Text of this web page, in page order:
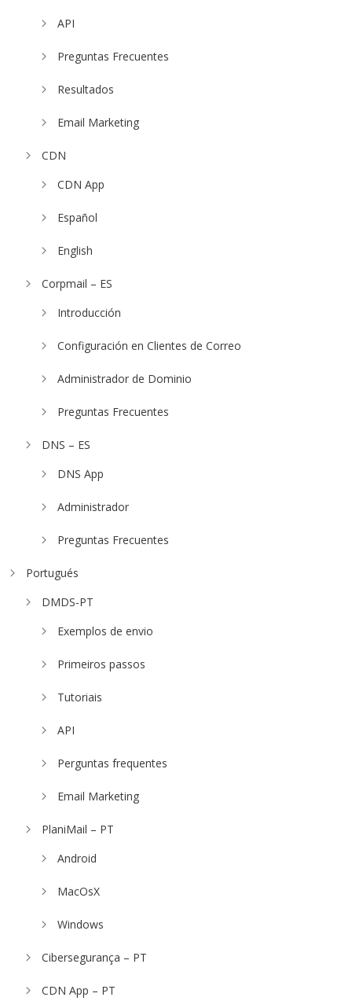
API
Preguntas Frecuentes
Resultados
Email Marketing
CDN
CDN App
Español
English
Corpmail – ES
Introducción
Configuración en Clientes de Correo
Administrador de Dominio
Preguntas Frecuentes
DNS – ES
DNS App
Administrador
Preguntas Frecuentes
Portugués
DMDS-PT
Exemplos de envio
Primeiros passos
Tutoriais
API
Perguntas frequentes
Email Marketing
PlaniMail – PT
Android
MacOsX
Windows
Cibersegurança – PT
CDN App – PT